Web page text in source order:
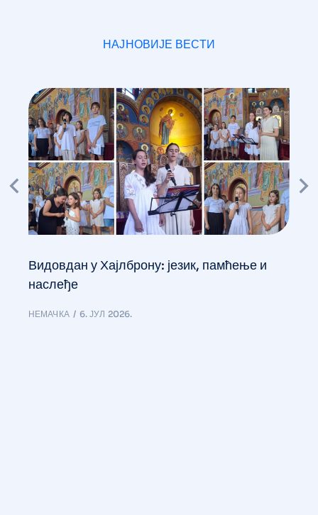
НАЈНОВИЈЕ ВЕСТИ
Видовдан у Хајлброну: језик, памћење и
наслеђе
НЕМАЧКА 6. ЈУЛ 2026.